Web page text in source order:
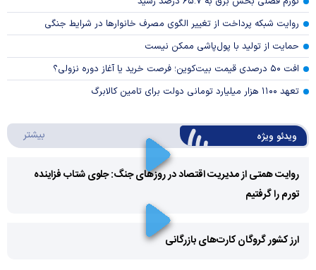
روایت شبکه پرداخت از تغییر الگوی مصرف خانوار‌ها در شرایط جنگی
حمایت از تولید با پول‌پاشی ممکن نیست
افت ۵۰ درصدی قیمت بیت‌کوین؛ فرصت خرید یا آغاز دوره نزولی؟
تعهد ۱۱۰۰ هزار میلیارد تومانی دولت برای تامین کالابرگ
ویدئو ویژه بیشتر
Play
Video
روایت همتی از مدیریت اقتصاد در روزهای جنگ: جلوی شتاب فزاینده
تورم را گرفتیم
ارز کشور گروگان کارت‌های بازرگانی